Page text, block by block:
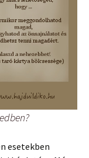
esetekben